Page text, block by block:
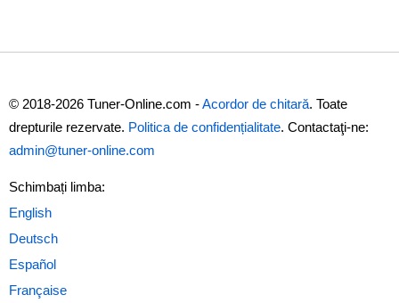
© 2018-2026 Tuner-Online.com -Acordor de chitară. Toate
drepturile rezervate. Politica de confidențialitate. Contactaţi-ne:
admin@tuner-online.com
Schimbați limba: